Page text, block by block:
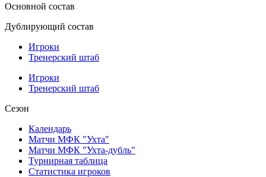
Основной состав
Дублирующий состав
Игроки
Тренерский штаб
Игроки
Тренерский штаб
Сезон
Календарь
Матчи МФК "Ухта"
Матчи МФК "Ухта-дубль"
Турнирная таблица
Статистика игроков